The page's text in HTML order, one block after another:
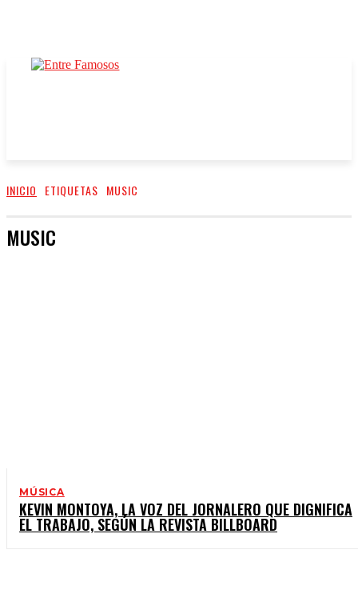
INICIO ETIQUETAS MUSIC
MUSIC
MÚSICA
KEVIN MONTOYA, LA VOZ DEL JORNALERO QUE DIGNIFICA
EL TRABAJO, SEGÚN LA REVISTA BILLBOARD